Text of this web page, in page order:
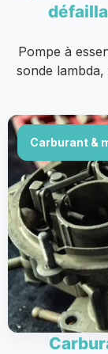
Pompe à
sonde
Carburant &